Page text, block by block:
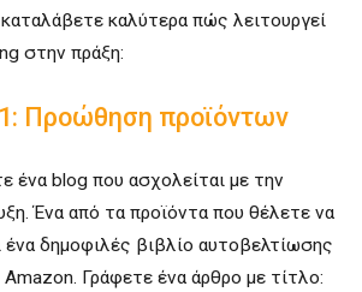
καλύτερα πώς λειτουργεί
στην πράξη:
Προώθηση προϊόντων
ένα blog που ασχολείται με την
Ένα από τα προϊόντα που θέλετε να
ένα δημοφιλές βιβλίο αυτοβελτίωσης
Γράφετε ένα άρθρο με τίτλο: